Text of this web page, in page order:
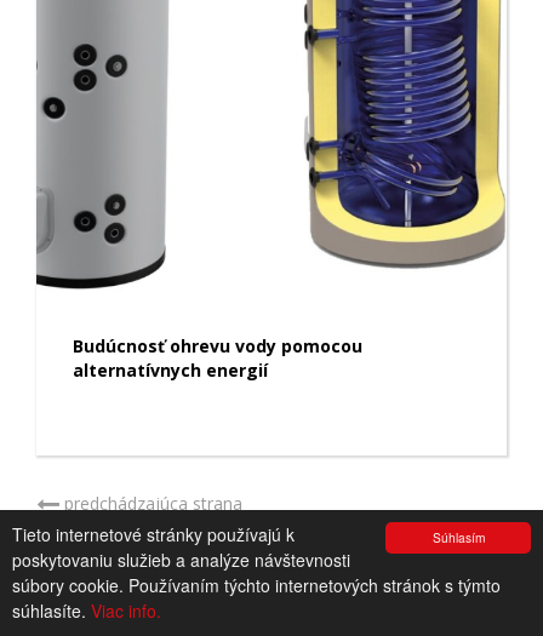
Súhlasím
Tieto internetové stránky používajú k
poskytovaniu služieb a analýze návštevnosti
súbory cookie. Používaním týchto internetových stránok s týmto
súhlasíte. Viac info.
Budúcnosť ohrevu vody pomocou
alternatívnych energií
predchádzajúca strana
spolu:79, zobrazená strana:
/4
ďalšia strana